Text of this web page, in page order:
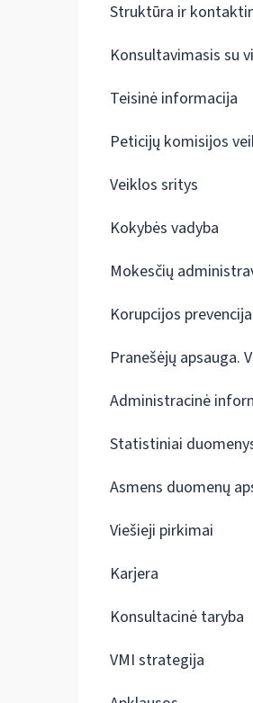
Struktūra ir
Konsultavimasis su
Teisinė informacija
Peticijų komisijos
Veiklos sritys
Kokybės vadyba
Mokesčių
Korupcijos prevencija
Pranešėjų apsauga.
Administracinė
Statistiniai
Asmens duomenų
Viešieji pirkimai
Karjera
Konsultacinė taryba
VMI strategija